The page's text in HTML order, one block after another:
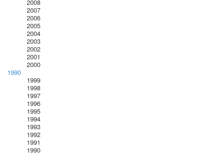
2008
2007
2006
2005
2004
2003
2002
2001
2000
1990
1999
1998
1997
1996
1995
1994
1993
1992
1991
1990